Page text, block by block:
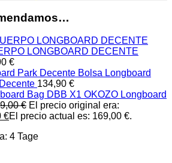
LONGBOARD DECENTE
€
Bolsa Longboard
134,90 €
OKOZO Longboard
€ El precio original era:
€El precio actual es: 169,00 €.
4 Tage